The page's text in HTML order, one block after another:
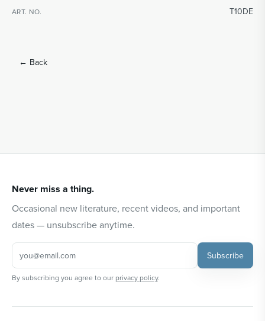
ART. NO. T10DE
← Back
Never miss a thing.
Occasional new literature, recent videos, and important
dates — unsubscribe anytime.
Subscribe
By subscribing you agree to our privacy policy.